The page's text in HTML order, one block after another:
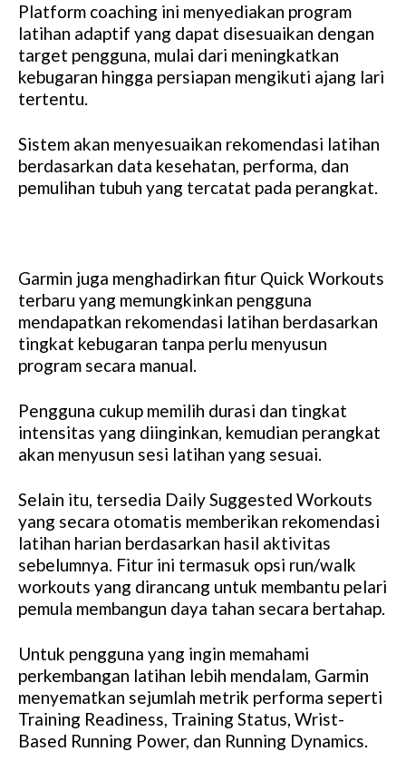
Platform coaching ini menyediakan program
latihan adaptif yang dapat disesuaikan dengan
target pengguna, mulai dari meningkatkan
kebugaran hingga persiapan mengikuti ajang lari
tertentu.
Sistem akan menyesuaikan rekomendasi latihan
berdasarkan data kesehatan, performa, dan
pemulihan tubuh yang tercatat pada perangkat.
Garmin juga menghadirkan fitur Quick Workouts
terbaru yang memungkinkan pengguna
mendapatkan rekomendasi latihan berdasarkan
tingkat kebugaran tanpa perlu menyusun
program secara manual.
Pengguna cukup memilih durasi dan tingkat
intensitas yang diinginkan, kemudian perangkat
akan menyusun sesi latihan yang sesuai.
Selain itu, tersedia Daily Suggested Workouts
yang secara otomatis memberikan rekomendasi
latihan harian berdasarkan hasil aktivitas
sebelumnya. Fitur ini termasuk opsi run/walk
workouts yang dirancang untuk membantu pelari
pemula membangun daya tahan secara bertahap.
Untuk pengguna yang ingin memahami
perkembangan latihan lebih mendalam, Garmin
menyematkan sejumlah metrik performa seperti
Training Readiness, Training Status, Wrist-
Based Running Power, dan Running Dynamics.